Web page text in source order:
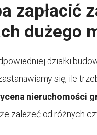
zapłacić
dużego
działki
się, ile
nieruchomości
zależeć od różnych